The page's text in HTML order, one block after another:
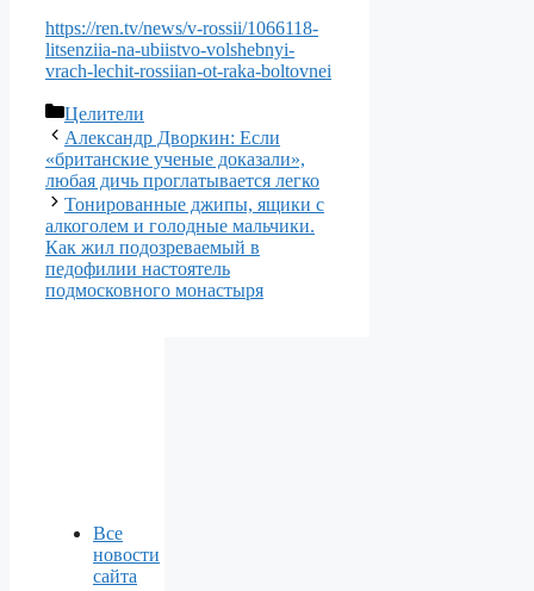
https://ren.tv/news/v-rossii/1066118-
litsenziia-na-ubiistvo-volshebnyi-
vrach-lechit-rossiian-ot-raka-boltovnei
Рубрики
Целители
Александр Дворкин: Если
«британские ученые доказали»,
любая дичь проглатывается легко
Тонированные джипы, ящики с
алкоголем и голодные мальчики.
Как жил подозреваемый в
педофилии настоятель
подмосковного монастыря
Все
новости
сайта